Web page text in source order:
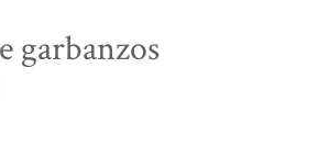
garbanzos